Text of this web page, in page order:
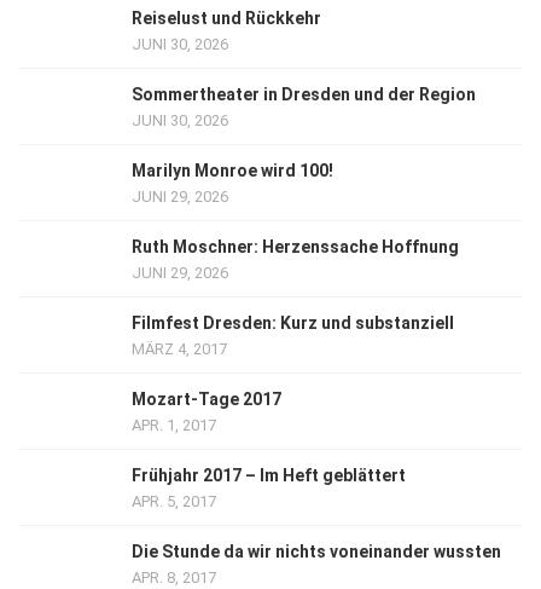
Reiselust und Rückkehr
JUNI 30, 2026
Sommertheater in Dresden und der Region
JUNI 30, 2026
Marilyn Monroe wird 100!
JUNI 29, 2026
Ruth Moschner: Herzenssache Hoffnung
JUNI 29, 2026
Filmfest Dresden: Kurz und substanziell
MÄRZ 4, 2017
Mozart-Tage 2017
APR. 1, 2017
Frühjahr 2017 – Im Heft geblättert
APR. 5, 2017
Die Stunde da wir nichts voneinander wussten
APR. 8, 2017